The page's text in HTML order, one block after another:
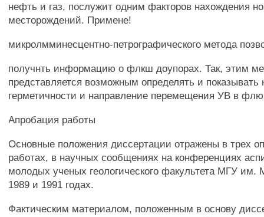
нефть и газ, послужит одним факторов нахождения
месторождений. Примене!
микролмминесцентно-петрографического метода
получнть информацию о флкш доупорах. Так, этим
представляется возможным определять и
герметичности и направление перемещения УВ в
Апробация работы
Основные положения диссертации отражены в трех
работах, в научных сообщениях на конференциях
молодых ученых геологического факультета МГУ
1989 и 1991 годах.
Фактическим материалом, положенным в основу